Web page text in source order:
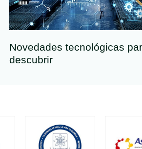
Novedades tecnológicas
descubrir